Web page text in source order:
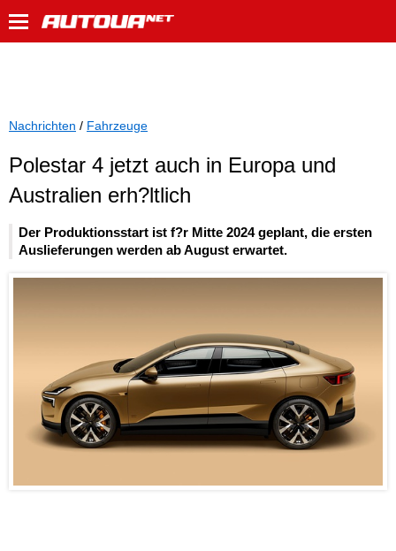
Nachrichten / Fahrzeuge
Polestar 4 jetzt auch in Europa und
Australien erh?ltlich
Der Produktionsstart ist f?r Mitte 2024 geplant, die ersten
Auslieferungen werden ab August erwartet.